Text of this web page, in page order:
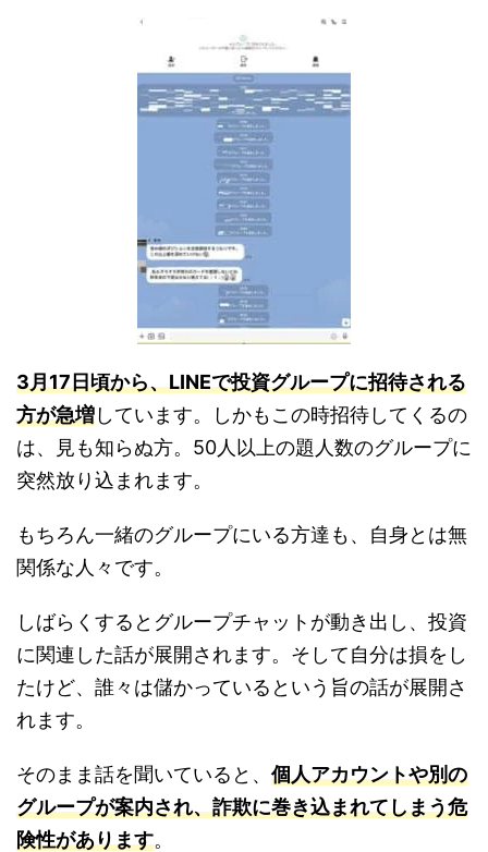
3月17日頃から、LINEで投資グループに招待される
方が急増しています。しかもこの時招待してくるの
は、見も知らぬ方。50人以上の題人数のグループに
突然放り込まれます。
もちろん一緒のグループにいる方達も、自身とは無
関係な人々です。
しばらくするとグループチャットが動き出し、投資
に関連した話が展開されます。そして自分は損をし
たけど、誰々は儲かっているという旨の話が展開さ
れます。
そのまま話を聞いていると、 個人アカウントや別の
グループが案内され、詐欺に巻き込まれてしまう危
険性があります。